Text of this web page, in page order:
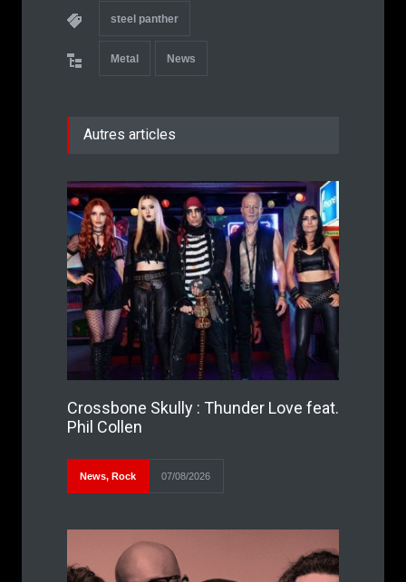
steel panther
Metal News
Autres articles
Crossbone Skully : Thunder Love feat.
Phil Collen
News, Rock 07/08/2026